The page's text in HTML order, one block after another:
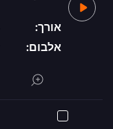
אורך:
אלבום: